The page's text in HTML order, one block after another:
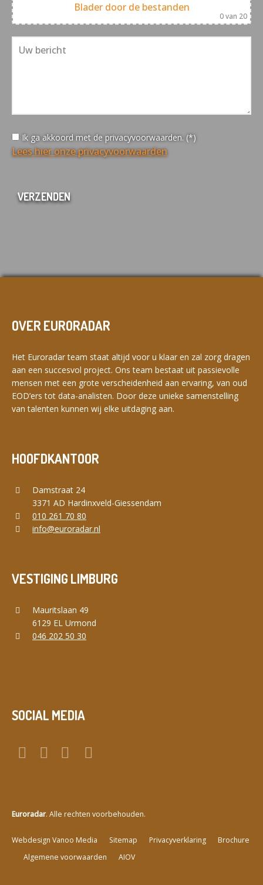
Blader door de bestanden
0van 20
Ik ga akkoord met de privacyvoorwaarden. (*)
Lees hier onze privacyvoorwaarden
OVER EURORADAR
Het Euroradar team staat altijd voor u klaar en zal zorg dragen
aan een succesvol project. Ons team bestaat uit passievolle
mensen met een grote verscheidenheid aan ervaring, van oud
EOD’ers tot data-analisten. Door deze unieke samenstelling
van talenten kunnen wij elke uitdaging aan.
HOOFDKANTOOR
Damstraat 24
3371 AD Hardinxveld-Giessendam
010 261 70 80
info@euroradar.nl
VESTIGING LIMBURG
Mauritslaan 49
6129 EL Urmond
046 202 50 30
SOCIAL MEDIA
Euroradar. Alle rechten voorbehouden.
Webdesign Vanoo Media Sitemap Privacyverklaring
Brochure
Algemene voorwaarden
AIOV